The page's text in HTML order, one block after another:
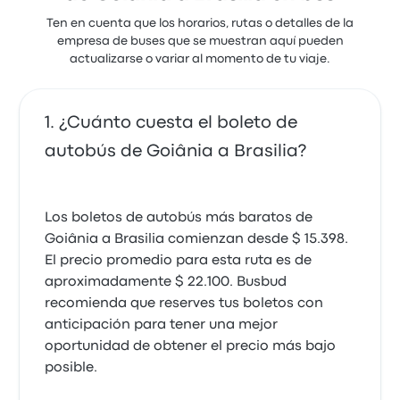
Ten en cuenta que los horarios, rutas o detalles de la
empresa de buses que se muestran aquí pueden
actualizarse o variar al momento de tu viaje.
¿Cuánto cuesta el boleto de
autobús de Goiânia a Brasilia?
Los boletos de autobús más baratos de
Goiânia a Brasilia comienzan desde $ 15.398.
El precio promedio para esta ruta es de
aproximadamente $ 22.100. Busbud
recomienda que reserves tus boletos con
anticipación para tener una mejor
oportunidad de obtener el precio más bajo
posible.